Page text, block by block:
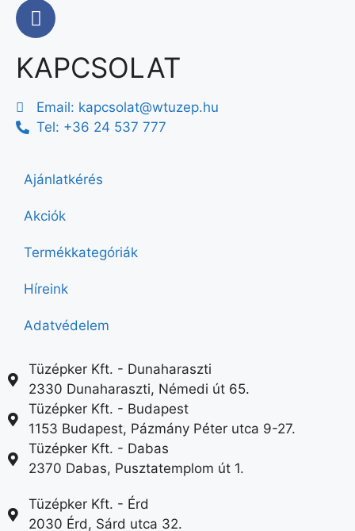
KAPCSOLAT
Email: kapcsolat@wtuzep.hu
Tel: +36 24 537 777
Ajánlatkérés
Akciók
Termékkategóriák
Híreink
Adatvédelem
Tüzépker Kft. - Dunaharaszti
2330 Dunaharaszti, Némedi út 65.
Tüzépker Kft. - Budapest
1153 Budapest, Pázmány Péter utca 9-27.
Tüzépker Kft. - Dabas
2370 Dabas, Pusztatemplom út 1.
Tüzépker Kft. - Érd
2030 Érd, Sárd utca 32.